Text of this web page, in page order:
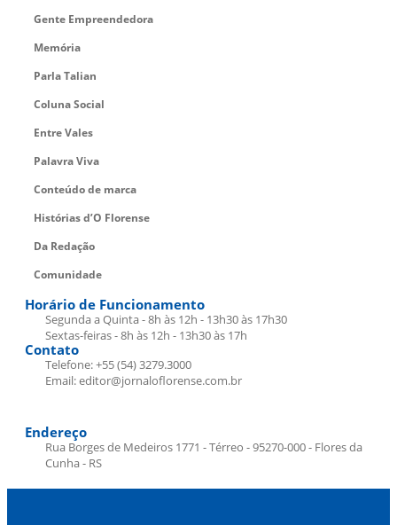
Gente Empreendedora
Memória
Parla Talian
Coluna Social
Entre Vales
Palavra Viva
Conteúdo de marca
Histórias d’O Florense
Da Redação
Comunidade
Horário de Funcionamento
Segunda a Quinta - 8h às 12h - 13h30 às 17h30
Sextas-feiras - 8h às 12h - 13h30 às 17h
Contato
Telefone: +55 (54) 3279.3000
Email: editor@jornaloflorense.com.br
Endereço
Rua Borges de Medeiros 1771 - Térreo - 95270-000 - Flores da
Cunha - RS